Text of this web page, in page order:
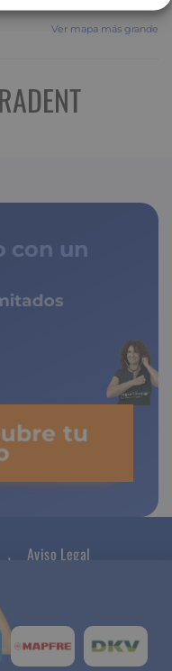
Ver mapa más grande
con un
tu
Aviso Legal